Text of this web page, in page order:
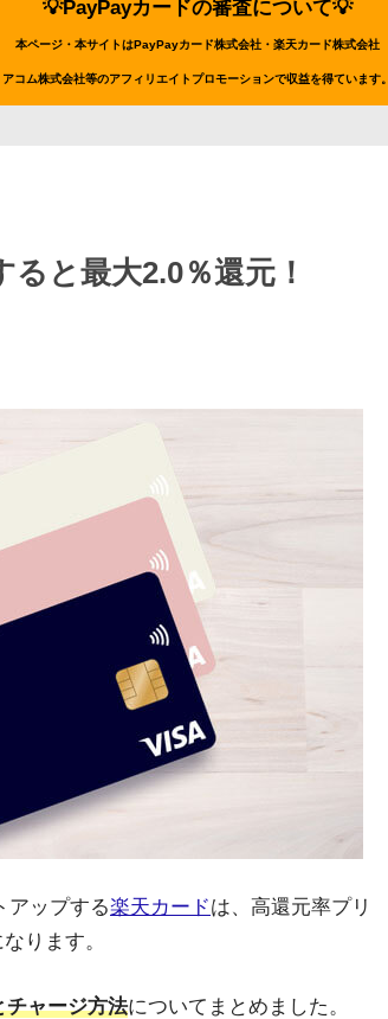
💡PayPayカードの審査について💡
本ページ・本サイトはPayPayカード株式会社・楽天カード株式会社
アコム株式会社等のアフィリエイトプロモーションで収益を得ています。
と最大2.0％還元！
アップする楽天カードは、高還元率プリ
ります。
チャージ方法についてまとめました。